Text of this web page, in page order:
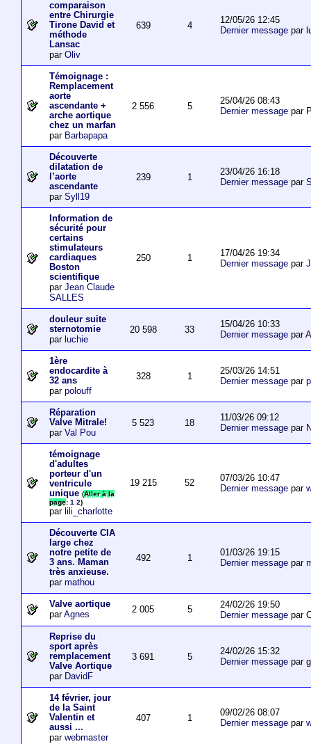
comparaison
entre Chirurgie
Tirone David et
méthode
Lansac
par Oliv
639 4
12/05/26 12:45
Dernier messagepar
Témoignage :
Remplacement
aorte
ascendante +
arche aortique
chez un marfan
par Barbapapa
2 556 5
25/04/26 08:43
Dernier messagepar
Découverte
dilatation de
l’aorte
ascendante
par Syll19
239 1
23/04/26 16:18
Dernier messagepar
Information de
sécurité pour
certains
stimulateurs
cardiaques
Boston
scientifique
par Jean Claude
SALLES
250 1
17/04/26 19:34
Dernier messagepar
douleur suite
sternotomie
par luchie
20 598 33
15/04/26 10:33
Dernier messagepar
1ère
endocardite à
32 ans
par polouff
328 1
25/03/26 14:51
Dernier messagepar
Réparation
Valve Mitrale!
par Val Pou
5 523 18
11/03/26 09:12
Dernier messagepar
témoignage
d'adultes
porteur d'un
ventricule
unique (Aller à la
page: 1 2)
par lili_charlotte
19 215 52
07/03/26 10:47
Dernier messagepar
Découverte CIA
large chez
notre petite de
3 ans. Maman
très anxieuse.
par mathou
492 1
01/03/26 19:15
Dernier messagepar
Valve aortique
parAgnes 2 005 5
24/02/26 19:50
Dernier messagepar
Reprise du
sport après
remplacement
Valve Aortique
par DavidF
3 691 5
24/02/26 15:32
Dernier messagepar
14 février, jour
de la Saint
Valentin et
aussi ...
par webmaster
407 1
09/02/26 08:07
Dernier messagepar